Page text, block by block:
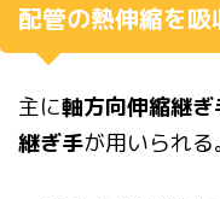
配管の熱伸縮を
主に軸方向伸縮継ぎ
継ぎ手が用いられる。